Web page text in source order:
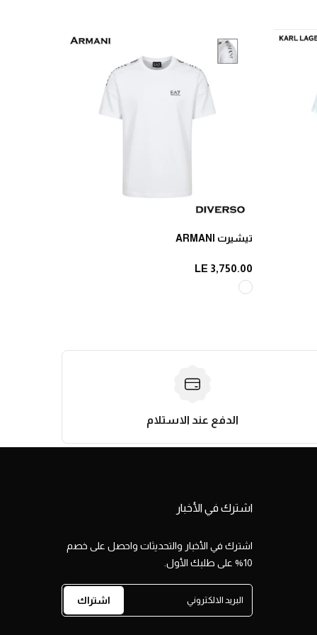
تيشيرت ARMANI
LE 3,750.00
الدفع عند الاستلام
اشترك في الأخبار
اشترك في الأخبار والتحديثات واحصل على خصم
10% على طلبك الأول.
اشتراك